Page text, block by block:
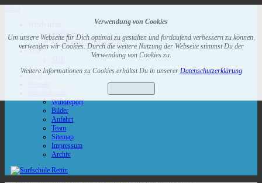
Verwendung von Cookies
Um unsere Webseite für Dich optimal zu gestalten und fortlaufend verbessern zu können,
verwenden wir Cookies. Durch die weitere Nutzung der Webseite stimmst Du der
Verwendung von Cookies zu.
Weitere Informationen zu Cookies erhältst Du in unserer Datenschutzerklärung
Surfkurse
Vermietung Windsurfen
SUP
Blog
Windreport
Bilder
Anfahrt
Team
Sitemap
Impressum
Archiv